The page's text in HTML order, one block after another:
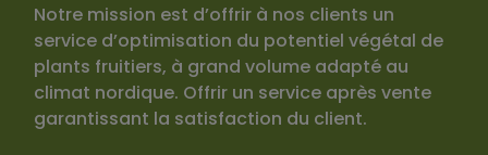
Notre mission est d’offrir à nos clients un
service d’optimisation du potentiel végétal de
plants fruitiers, à grand volume adapté au
climat nordique. Offrir un service après vente
garantissant la satisfaction du client.